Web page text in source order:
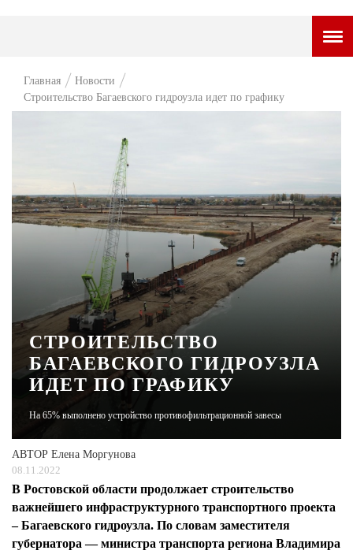
НОВОСТИ
ТАМ И ТУТ
СТИЛЬ ЖИЗНИ
ХАЙП
ЧЕЛОВЕК ОСОБЕННЫЙ
ЖУРНАЛ
Главная
Новости
Строительство Багаевского гидроузла идет по графику
СТРОИТЕЛЬСТВО
БАГАЕВСКОГО ГИДРОУЗЛА
ИДЕТ ПО ГРАФИКУ
На 65% выполнено устройство противофильтрационной завесы
АВТОР Елена Моргунова
08.11.2022
В Ростовской области продолжает строительство
важнейшего инфраструктурного транспортного проекта
– Багаевского гидроузла. По словам заместителя
губернатора — министра транспорта региона Владимира